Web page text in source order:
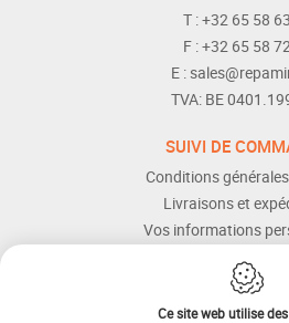
T :+32 65 58
F :+32 65 58
E :
TVA: BE
SUIVI DE
Conditions
Livraisons et
Vos informations
Modes de
Services Après-
Aide et
Ce site web utilise